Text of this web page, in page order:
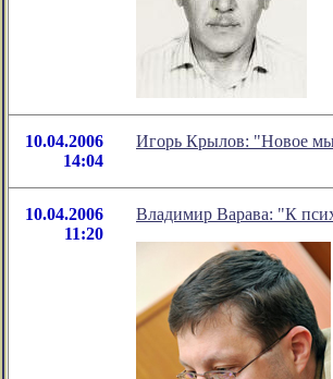
10.04.2006
14:04
Игорь Крылов: "Новое
10.04.2006
11:20
Владимир Варава: "К